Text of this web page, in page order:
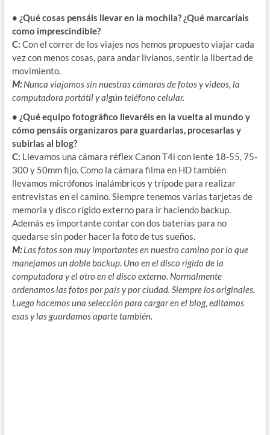
• ¿Qué cosas pensáis llevar en la mochila? ¿Qué marcaríais
como imprescindible?
C: Con el correr de los viajes nos hemos propuesto viajar cada
vez con menos cosas, para andar livianos, sentir la libertad de
movimiento.
M:Nunca viajamos sin nuestras cámaras de fotos y videos, la
computadora portátil y algún teléfono celular.
• ¿Qué equipo fotográfico llevaréis en la vuelta al mundo y
cómo pensáis organizaros para guardarlas, procesarlas y
subirlas al blog?
C: Llevamos una cámara réflex Canon T4i con lente 18-55, 75-
300 y 50mm fijo. Como la cámara filma en HD también
llevamos micrófonos inalámbricos y trípode para realizar
entrevistas en el camino. Siempre tenemos varias tarjetas de
memoria y disco rígido externo para ir haciendo backup.
Además es importante contar con dos baterías para no
quedarse sin poder hacer la foto de tus sueños.
M:Las fotos son muy importantes en nuestro camino por lo que
manejamos un doble backup. Uno en el disco rígido de la
computadora y el otro en el disco externo. Normalmente
ordenamos las fotos por país y por ciudad. Siempre los originales.
Luego hacemos una selección para cargar en el blog, editamos
esas y las guardamos aparte también.